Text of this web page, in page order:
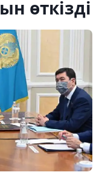
өткізді